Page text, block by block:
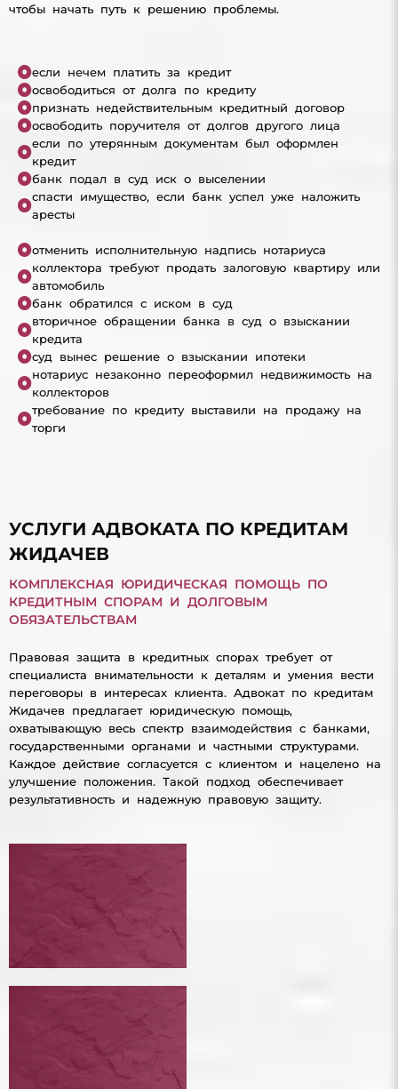
чтобы начать путь к решению проблемы.
если нечем платить за кредит
освободиться от долга по кредиту
признать недействительным кредитный договор
освободить поручителя от долгов другого лица
если по утерянным документам был оформлен
кредит
банк подал в суд иск о выселении
спасти имущество, если банк успел уже наложить
аресты
отменить исполнительную надпись нотариуса
коллектора требуют продать залоговую квартиру или
автомобиль
банк обратился с иском в суд
вторичное обращении банка в суд о взыскании
кредита
суд вынес решение о взыскании ипотеки
нотариус незаконно переоформил недвижимость на
коллекторов
требование по кредиту выставили на продажу на
торги
УСЛУГИ АДВОКАТА ПО КРЕДИТАМ
ЖИДАЧЕВ
КОМПЛЕКСНАЯ ЮРИДИЧЕСКАЯ ПОМОЩЬ ПО
КРЕДИТНЫМ СПОРАМ И ДОЛГОВЫМ
ОБЯЗАТЕЛЬСТВАМ
Правовая защита в кредитных спорах требует от
специалиста внимательности к деталям и умения вести
переговоры в интересах клиента. Адвокат по кредитам
Жидачев предлагает юридическую помощь,
охватывающую весь спектр взаимодействия с банками,
государственными органами и частными структурами.
Каждое действие согласуется с клиентом и нацелено на
улучшение положения. Такой подход обеспечивает
результативность и надежную правовую защиту.